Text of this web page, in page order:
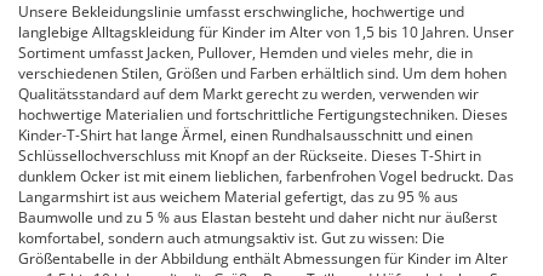
Unsere Bekleidungslinie umfasst erschwingliche, hochwertige und
langlebige Alltagskleidung für Kinder im Alter von 1,5 bis 10 Jahren. Unser
Sortiment umfasst Jacken, Pullover, Hemden und vieles mehr, die in
verschiedenen Stilen, Größen und Farben erhältlich sind. Um dem hohen
Qualitätsstandard auf dem Markt gerecht zu werden, verwenden wir
hochwertige Materialien und fortschrittliche Fertigungstechniken. Dieses
Kinder-T-Shirt hat lange Ärmel, einen Rundhalsausschnitt und einen
Schlüssellochverschluss mit Knopf an der Rückseite. Dieses T-Shirt in
dunklem Ocker ist mit einem lieblichen, farbenfrohen Vogel bedruckt. Das
Langarmshirt ist aus weichem Material gefertigt, das zu 95 % aus
Baumwolle und zu 5 % aus Elastan besteht und daher nicht nur äußerst
komfortabel, sondern auch atmungsaktiv ist. Gut zu wissen: Die
Größentabelle in der Abbildung enthält Abmessungen für Kinder im Alter